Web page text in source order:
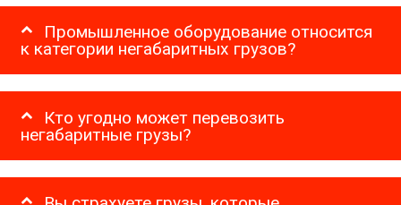
Промышленное оборудование относится
к категории негабаритных грузов?
Кто угодно может перевозить
негабаритные грузы?